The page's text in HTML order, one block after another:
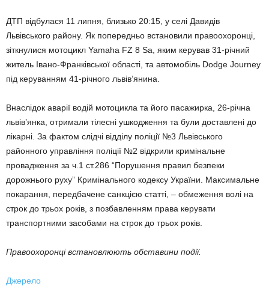
ДТП відбулася 11 липня, близько 20:15, у селі Давидів
Львівського району. Як попередньо встановили правоохоронці,
зіткнулися мотоцикл Yamaha FZ 8 Sa, яким керував 31-річний
житель Івано-Франківської області, та автомобіль Dodge Journey
під керуванням 41-річного львів’янина.
Внаслідок аварії водій мотоцикла та його пасажирка, 26-річна
львів’янка, отримали тілесні ушкодження та були доставлені до
лікарні. За фактом слідчі відділу поліції №3 Львівського
районного управління поліції №2 відкрили кримінальне
провадження за ч.1 ст.286 “Порушення правил безпеки
дорожнього руху” Кримінального кодексу України. Максимальне
покарання, передбачене санкцією статті, – обмеження волі на
строк до трьох років, з позбавленням права керувати
транспортними засобами на строк до трьох років.
Правоохоронці встановлюють обставини події.
Джерело